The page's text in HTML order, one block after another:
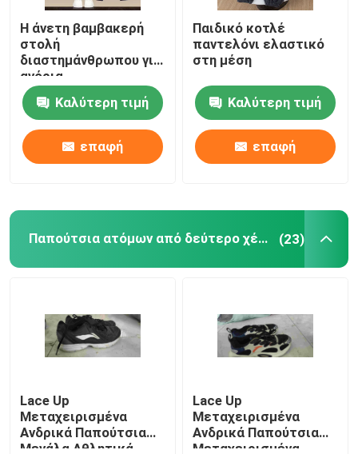
Προϊόντα
Βίντεο
Περίπου εμείς
Ποιοτικός έλεγχος
Ζητήστε ένα απόσπασμα
Μεταχειρισμένα ρούχα μόδας
Πρωτοβάθμια Παιδική Ενδυμασία
Η άνετη βαμβακερή
στολή
διαστημάνθρωπου για
αγόρια
Καλύτερη τιμή
επαφή
Παιδικό κοτλέ
παντελόνι ελαστικό
στη μέση
Καλύτερη τιμή
επαφή
Παπούτσια ατόμων από δεύτερο χέρι (23)
Lace Up
Μεταχειρισμένα
Ανδρικά Παπούτσια
Μεγάλα Αθλητικά
Lace Up
Μεταχειρισμένα
Ανδρικά Παπούτσια
Μεταχειρισμένα